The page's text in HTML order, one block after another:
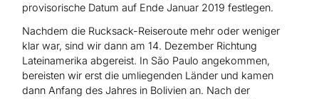
provisorische Datum auf Ende Januar 2019 festlegen.
Nachdem die Rucksack-Reiseroute mehr oder weniger
klar war, sind wir dann am 14. Dezember Richtung
Lateinamerika abgereist. In São Paulo angekommen,
bereisten wir erst die umliegenden Länder und kamen
dann Anfang des Jahres in Bolivien an. Nach der